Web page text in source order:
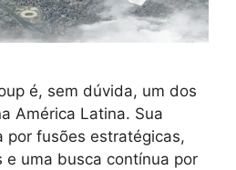
é, sem dúvida, um dos
América Latina. Sua
por fusões estratégicas,
e uma busca contínua por